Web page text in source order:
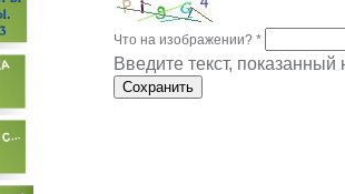
Что на изображении? *
Введите текст,